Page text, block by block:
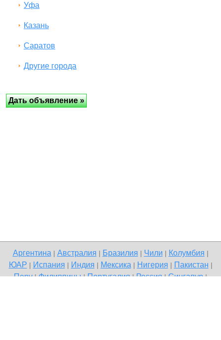
Уфа
Казань
Саратов
Другие города
Аргентина| Австралия Бразилия Чили Колумбия
ЮАР Испания Индия Мексика| Нигерия Пакистан
Перу|Филиппины|Португалия|Россия|Сингапур|